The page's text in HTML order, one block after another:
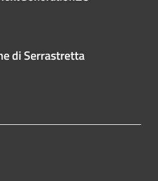
di Serrastretta